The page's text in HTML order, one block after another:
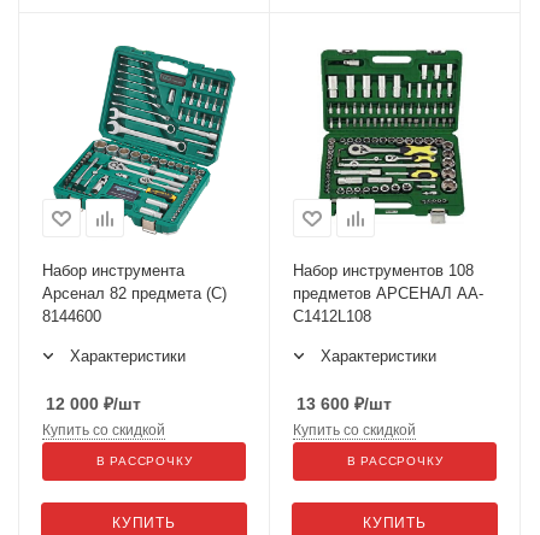
Набор инструмента
Арсенал 82 предмета (С)
8144600
Характеристики
12 000 ₽/шт
КУПИТЬ
Купить со скидкой
В РАССРОЧКУ
Набор инструментов 108
предметов АРСЕНАЛ АА-
С1412L108
Характеристики
13 600 ₽/шт
КУПИТЬ
Купить со скидкой
В РАССРОЧКУ